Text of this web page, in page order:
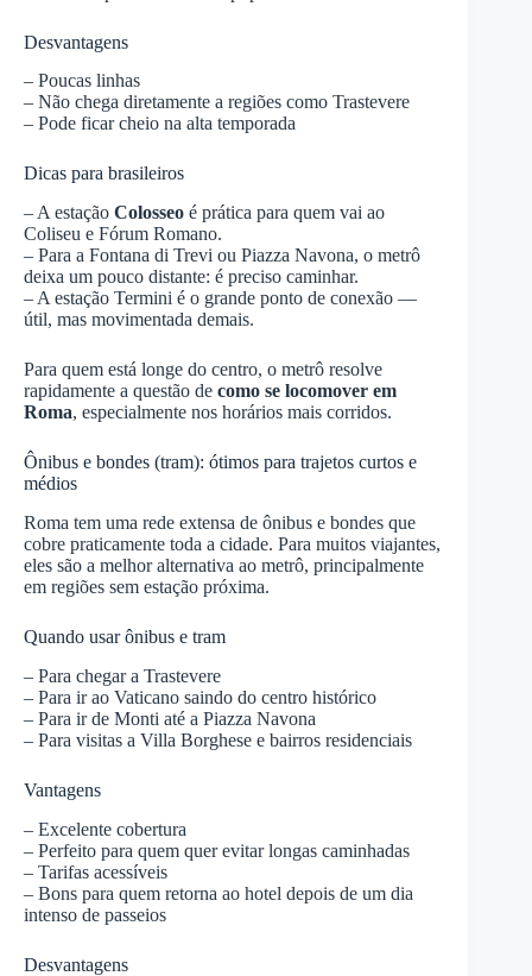
Desvantagens
– Poucas linhas
– Não chega diretamente a regiões como Trastevere
– Pode ficar cheio na alta temporada
Dicas para brasileiros
– A estação Colosseo é prática para quem vai ao
Coliseu e Fórum Romano.
– Para a Fontana di Trevi ou Piazza Navona, o metrô
deixa um pouco distante: é preciso caminhar.
– A estação Termini é o grande ponto de conexão —
útil, mas movimentada demais.
Para quem está longe do centro, o metrô resolve
rapidamente a questão de como se locomover em
Roma, especialmente nos horários mais corridos.
Ônibus e bondes (tram): ótimos para trajetos curtos e
médios
Roma tem uma rede extensa de ônibus e bondes que
cobre praticamente toda a cidade. Para muitos viajantes,
eles são a melhor alternativa ao metrô, principalmente
em regiões sem estação próxima.
Quando usar ônibus e tram
– Para chegar a Trastevere
– Para ir ao Vaticano saindo do centro histórico
– Para ir de Monti até a Piazza Navona
– Para visitas a Villa Borghese e bairros residenciais
Vantagens
– Excelente cobertura
– Perfeito para quem quer evitar longas caminhadas
– Tarifas acessíveis
– Bons para quem retorna ao hotel depois de um dia
intenso de passeios
Desvantagens